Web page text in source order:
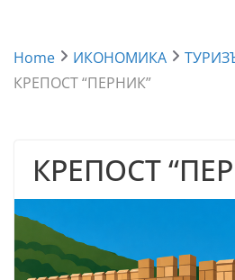
Home ИКОНОМИКА
КРЕПОСТ “ПЕРНИК”
КРЕПОСТ